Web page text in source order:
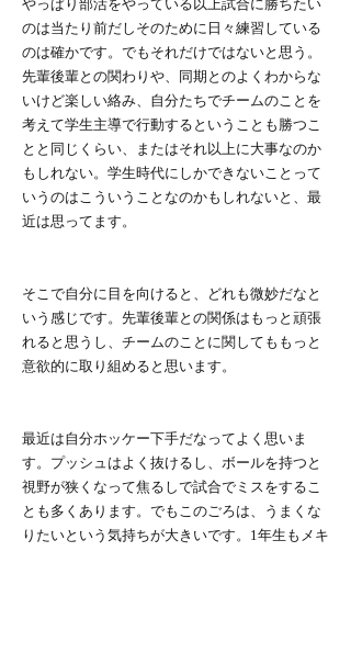
やっぱり部活をやっている以上試合に勝ちたい
のは当たり前だしそのために日々練習している
のは確かです。でもそれだけではないと思う。
先輩後輩との関わりや、同期とのよくわからな
いけど楽しい絡み、自分たちでチームのことを
考えて学生主導で行動するということも勝つこ
とと同じくらい、またはそれ以上に大事なのか
もしれない。学生時代にしかできないことって
いうのはこういうことなのかもしれないと、最
近は思ってます。
そこで自分に目を向けると、どれも微妙だなと
いう感じです。先輩後輩との関係はもっと頑張
れると思うし、チームのことに関してももっと
意欲的に取り組めると思います。
最近は自分ホッケー下手だなってよく思いま
す。プッシュはよく抜けるし、ボールを持つと
視野が狭くなって焦るしで試合でミスをするこ
とも多くあります。でもこのごろは、うまくな
りたいという気持ちが大きいです。1年生もメキ